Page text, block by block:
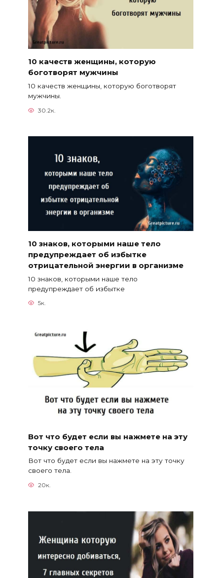
10 качеств женщины, которую
боготворят мужчины
10 качеств женщины, которую боготворят
мужчины.
30.2к.
10 знаков, которыми наше тело
предупреждает об избытке
отрицательной энергии в организме
10 знаков, которыми наше тело
предупреждает об избытке
5к.
Вот что будет если вы нажмете на эту
точку своего тела
Вот что будет если вы нажмете на эту точку
своего тела.
20к.